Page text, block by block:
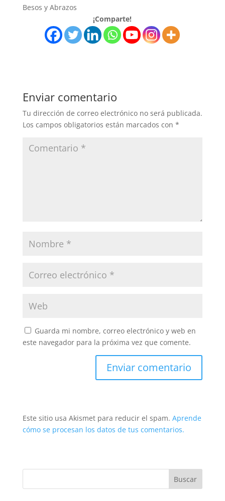
Besos y Abrazos
¡Comparte!
Enviar comentario
Tu dirección de correo electrónico no será publicada.
Los campos obligatorios están marcados con *
Guarda mi nombre, correo electrónico y web en
este navegador para la próxima vez que comente.
Este sitio usa Akismet para reducir el spam. Aprende
cómo se procesan los datos de tus comentarios.
Buscar